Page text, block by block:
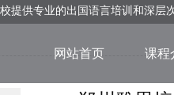
提供专业的出国语言培训和深层
网站首页 课程